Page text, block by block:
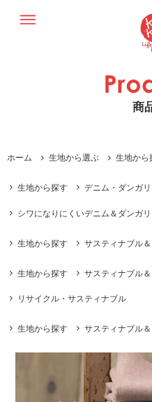
商
ホーム 生地から選ぶ 生地から
生地から探す デニム・ダンガ
シワになりにくいデニム＆ダンガ
生地から探す サスティナブル
生地から探す サスティナブル
リサイクル・サスティナブル
生地から探す サスティナブル